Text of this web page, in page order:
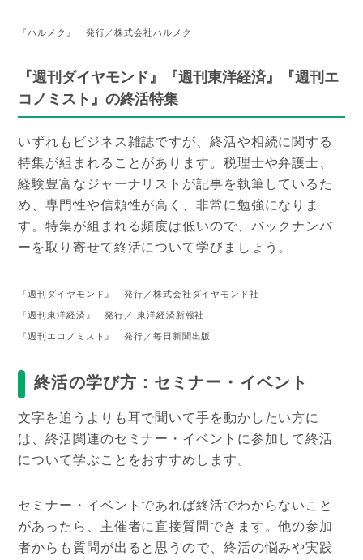
『ハルメク』 発行／株式会社ハルメク
『週刊ダイヤモンド』『週刊東洋経済』『週刊エ
コノミスト』の終活特集
いずれもビジネス雑誌ですが、終活や相続に関する
特集が組まれることがあります。税理士や弁護士、
経験豊富なジャーナリストが記事を執筆しているた
め、専門性や信頼性が高く、非常に勉強になりま
す。特集が組まれる頻度は低いので、バックナンバ
ーを取り寄せて終活について学びましょう。
『週刊ダイヤモンド』 発行／株式会社ダイヤモンド社
『週刊東洋経済』 発行／ 東洋経済新報社
『週刊エコノミスト』 発行／毎日新聞出版
終活の学び方：セミナー・イベント
文字を追うよりも耳で聞いて手を動かしたい方に
は、終活関連のセミナー・イベントに参加して終活
について学ぶことをおすすめします。
セミナー・イベントであれば終活でわからないこと
があったら、主催者に直接質問できます。他の参加
者からも質問が出ると思うので、終活の悩みや実践